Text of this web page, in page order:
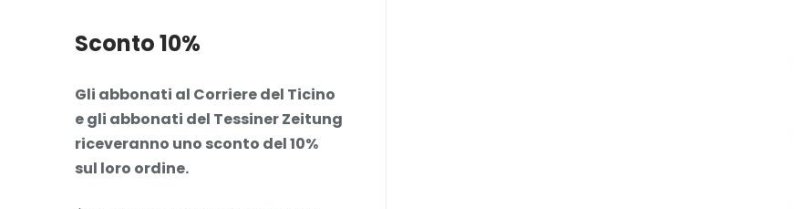
Sconto 10%
Gli abbonati al Corriere del Ticino
e gli abbonati del Tessiner Zeitung
riceveranno uno sconto del 10%
sul loro ordine.